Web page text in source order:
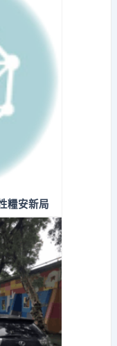
糧安新局